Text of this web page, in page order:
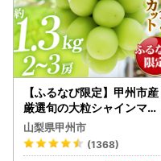
【ふるなび限定】甲州市産
厳選旬の大粒シャインマス
カット 約1.3kg 2～3房【2
026年発送】（MG）B12-
472 FN-Limited-VO シャ
山梨県甲州市
(1368)